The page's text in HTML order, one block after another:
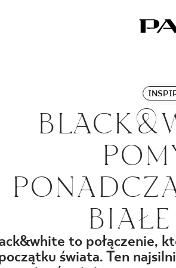
to połączenie,
świata. Ten